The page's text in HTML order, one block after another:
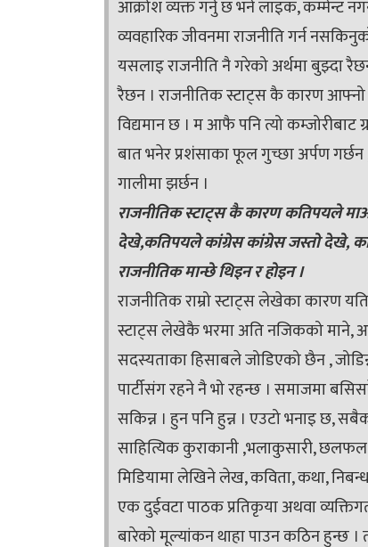
आक्रोश व्यक्त गर्नु छ भने लाइक, कम्मेन्ट
व्यवहारिक जीवनमा राजनीति गर्न
यसलाइ राजनीति नै गरेको अर्थमा बुझ्दा
रैछन । राजनीतिक स्टाट्स कै कारण आफ्नो
विद्यमान छ । म आफै पनि त्यो कम्जोरीबाट
बात भनेर प्रशंसाका फूल गुच्छा अर्पण गर्छन
गालीमा झर्छन ।
राजनीतिक स्टाट्स कै कारण कतिपयले
देखे,कतिपयले कांग्रेस कांग्रेस जस्तो देखे,
राजनीतिक मान्छे थिइन र होइन ।
राजनीतिक राम्रो स्टाट्स लेखेका कारण
स्टाट्स लेखेकै भरमा अति नजिकको माने,
सदस्यताका हिसाबले जोडिएको छैन ,
पार्टीसंग रहने नै भो रहन्छ । समाजमा
सकिन्न । हुन पनि हुन्न । एउटो भनाइ छ,
साहित्यिक कुराकानी ,भलाकुसारी, छलफल
मिडियामा लेखिने लेख, कविता, कथा,
एक दुईवटा पाठक प्रतिकृया अथवा
बारेको मूल्यांकन थाहा पाउन कठिन हुन्छ